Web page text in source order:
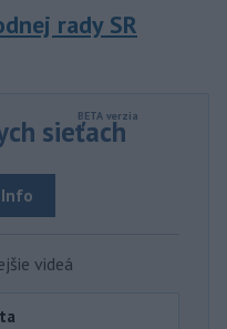
rady SR
sieťach
Info
videá